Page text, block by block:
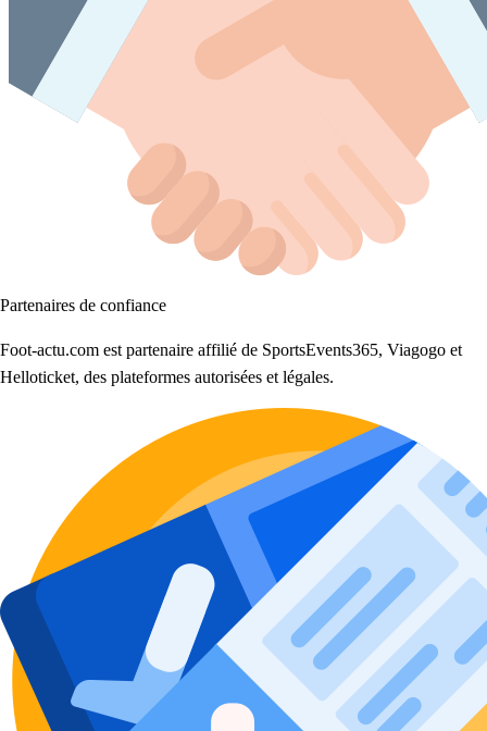
Partenaires de confiance
Foot-actu.com est partenaire affilié de SportsEvents365, Viagogo et
Helloticket, des plateformes autorisées et légales.